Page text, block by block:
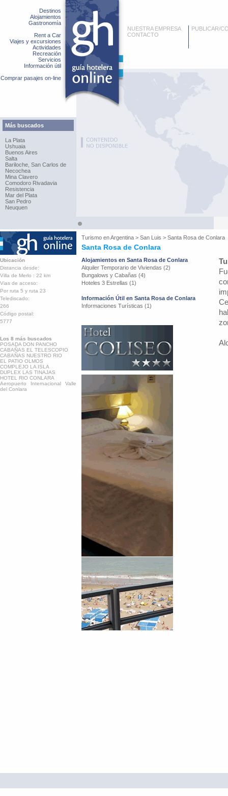
Destinos
Alojamientos
Gastronomía
Rent a Car
Viajes y excursiones
Actividades
Recreación
Servicios
Información útil
Comprar pasajes on-line
Más buscados
La Plata
Ushuaia
Buenos Aires
Salta
Bariloche, San Carlos de
Necochea
Mina Clavero
Comodoro Rivadavia
Resistencia
Mar del Plata
San Pedro
Neuquen
NUESTRA EMPRESA
CONTACTO
PUBLICAR/
Turismo enArgentina > San Luis > Santa Rosa de Conlara
Santa Rosa de Conlara
Ubicación
Distancia desde:
Villa de Merlo : 22 km
Vias de acceso:
Por ruta 5 y ruta 23
Telediscado:
266
Código postal:
5777
Los 8 más buscados
POSADA DON PANCHO
CABAÑAS EL TELESCOPIO
CABAÑAS NUESTRO RIO
EL PATIO OLMOS
COMPLEJO LA ISLA
DUPLEX LAS TINAJAS
HOTEL RIO CONLARA
Aeropuerto Internacional Valle
del Conlara
Alojamientos en Santa Rosa de Conlara
Alquiler Temporario de Viviendas (2)
Bungalows y Cabañas (4)
Hoteles 3 Estrellas (1)
Información Útil en Santa Rosa de Conlara
Informaciones Turísticas (1)